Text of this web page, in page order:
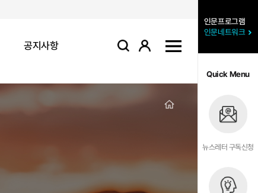
공지사항 검색 로그인 사이트맵
인문프로그램
인문네트워크
Quick Menu
뉴스레터 구독신청